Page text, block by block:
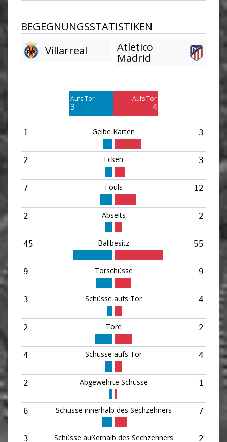
BEGEGNUNGSSTATISTIKEN
Villarreal
Atletico
Madrid
Aufs Tor
3
Aufs Tor
4
1 Gelbe Karten 3
2 Ecken 3
7 Fouls 12
2 Abseits 2
45 Ballbesitz 55
9 Torschüsse 9
3 Schüsse aufs Tor 4
2 Tore 2
4 Schüsse aufs Tor 4
2 Abgewehrte Schüsse 1
6 Schüsse innerhalb des Sechzehners 7
3 Schüsse außerhalb des Sechzehners 2